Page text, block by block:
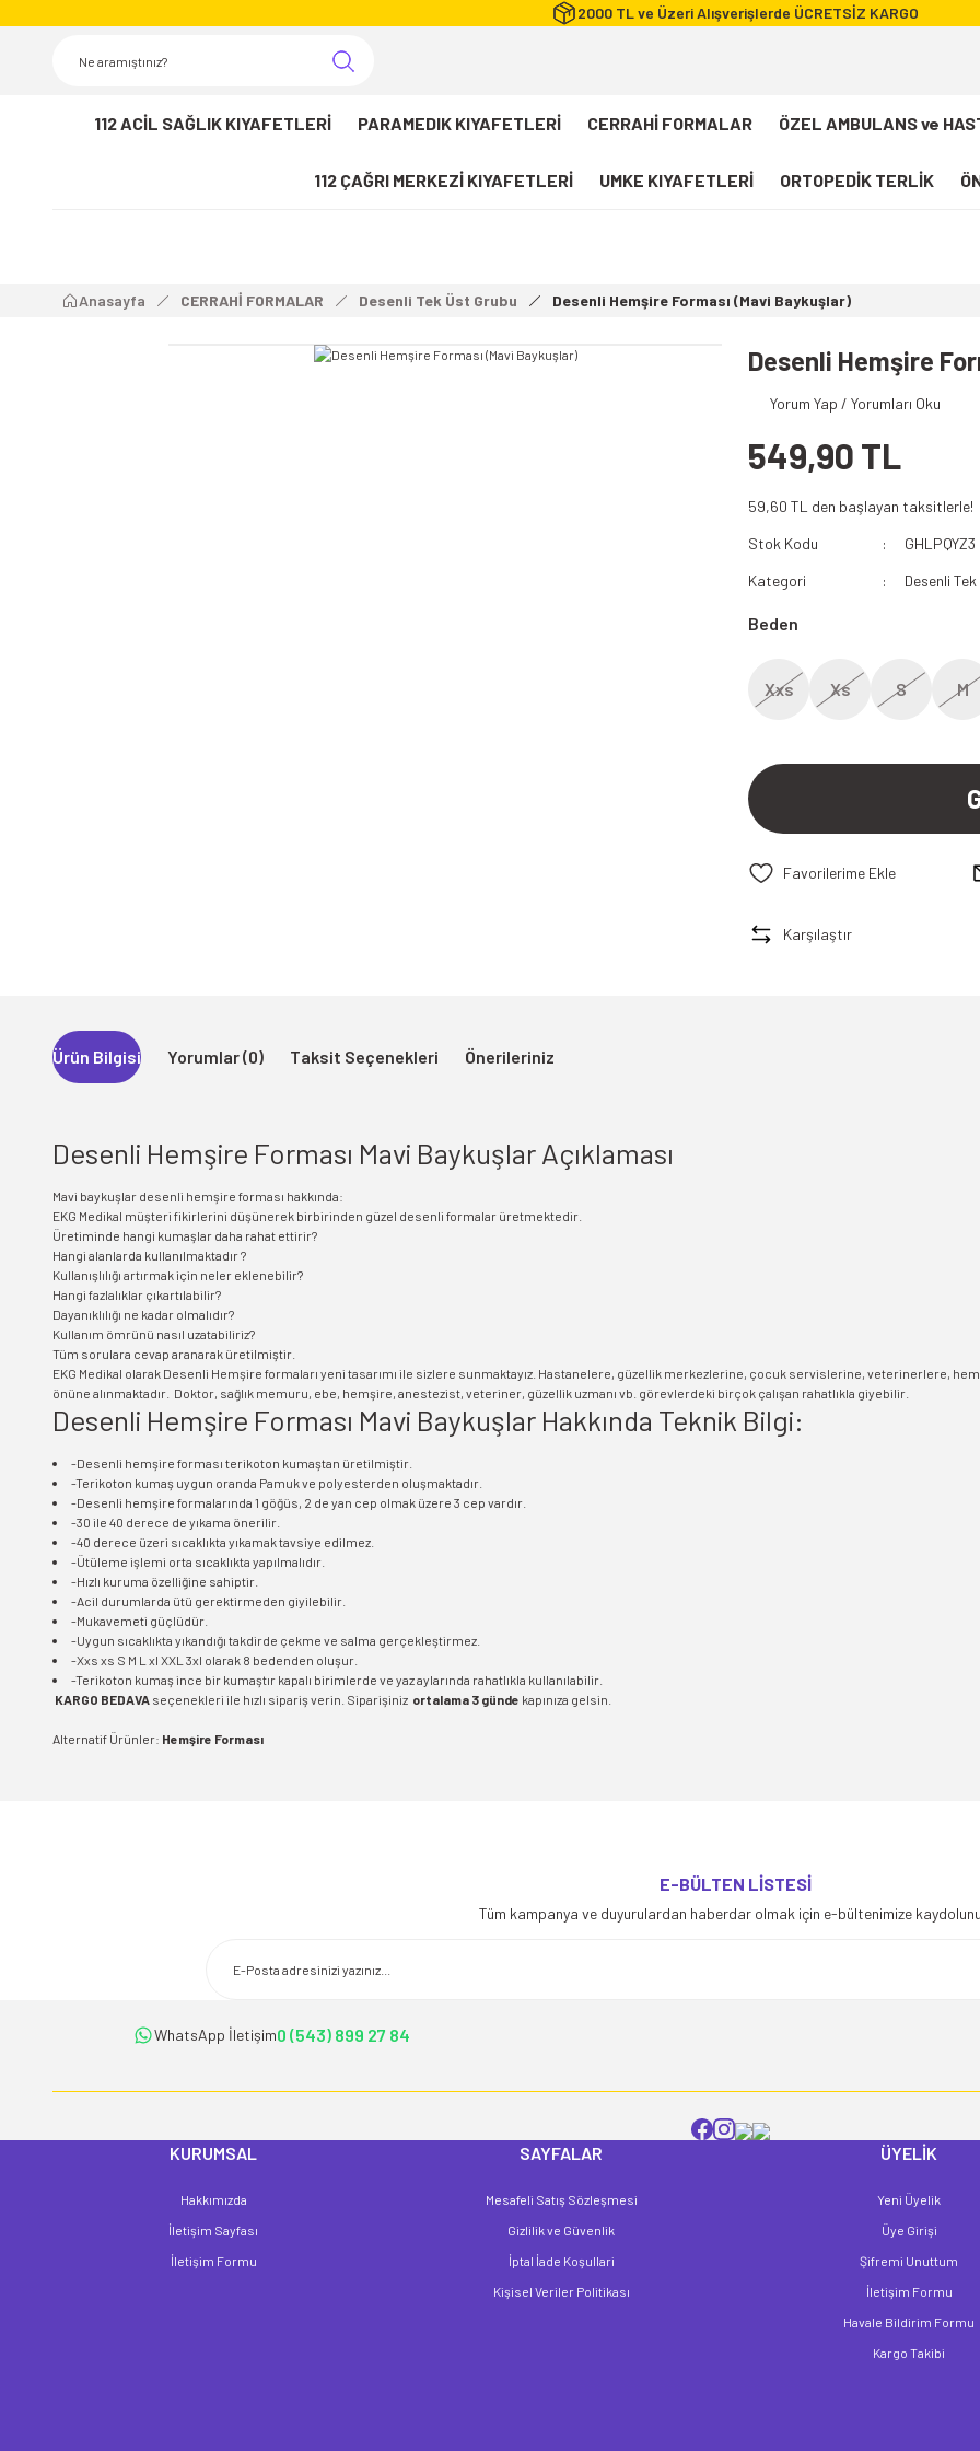
2000 TL ve Üzeri Alışverişlerde ÜCRETSİZ KARGO
112 ACİL SAĞLIK KIYAFETLERİ PARAMEDIK KIYAFETLERİ CERRAHİ FORMALAR ÖZEL AMBULANS ve
112 ÇAĞRI MERKEZİ KIYAFETLERİ UMKE KIYAFETLERİ ORTOPEDİK TERLİK
Paramedik T-shirt
112 Paramedik Yelek
112 Acil Sağlık Polar
Paramedik Swit
Anasayfa CERRAHİ FORMALAR Desenli Tek Üst Grubu Desenli Hemşire Forması (Mavi Baykuşlar)
Desenli Hemşire
Yorum Yap / Yorumları Oku
549,90 TL
59,60 TL den başlayan taksitlerle!
Stok Kodu
GHLPQYZ3
Kategori
Desenli
Beden
Xxs Xs S M
Karşılaştır
Ürün Bilgisi Yorumlar (0) Taksit Seçenekleri Önerileriniz
Desenli Hemşire Forması Mavi Baykuşlar Açıklaması
Mavi baykuşlar desenli hemşire forması hakkında:
EKG Medikal müşteri fikirlerini düşünerek birbirinden güzel desenli formalar üretmektedir.
Üretiminde hangi kumaşlar daha rahat ettirir?
Hangi alanlarda kullanılmaktadır ?
Kullanışlılığı artırmak için neler eklenebilir?
Hangi fazlalıklar çıkartılabilir?
Dayanıklılığı ne kadar olmalıdır?
Kullanım ömrünü nasıl uzatabiliriz?
Tüm sorulara cevap aranarak üretilmiştir.
EKG Medikal olarak Desenli Hemşire formaları yeni tasarımı ile sizlere sunmaktayız. Hastanelere, güzellik merkezlerine, çocuk servislerine, veterinerlere,
önüne alınmaktadır. Doktor, sağlık memuru, ebe, hemşire, anestezist, veteriner, güzellik uzmanı vb. görevlerdeki birçok çalışan rahatlıkla giyebilir.
Desenli Hemşire Forması Mavi Baykuşlar Hakkında Teknik Bilgi:
-Desenli hemşire forması terikoton kumaştan üretilmiştir.
-Terikoton kumaş uygun oranda Pamuk ve polyesterden oluşmaktadır.
-Desenli hemşire formalarında 1 göğüs, 2 de yan cep olmak üzere 3 cep vardır.
-30 ile 40 derece de yıkama önerilir.
-40 derece üzeri sıcaklıkta yıkamak tavsiye edilmez.
-Ütüleme işlemi orta sıcaklıkta yapılmalıdır.
-Hızlı kuruma özelliğine sahiptir.
-Acil durumlarda ütü gerektirmeden giyilebilir.
-Mukavemeti güçlüdür.
-Uygun sıcaklıkta yıkandığı takdirde çekme ve salma gerçekleştirmez.
-Xxs xs S M L xl XXL 3xl olarak 8 bedenden oluşur.
-Terikoton kumaş ince bir kumaştır kapalı birimlerde ve yaz aylarında rahatlıkla kullanılabilir.
KARGO BEDAVA seçenekleri ile hızlı sipariş verin. Siparişiniz ortalama 3 günde kapınıza gelsin.
Alternatif Ürünler: Hemşire Forması
Ürün açıklamasında eksik bilgiler bulunuyor.
Ürün fiyatı diğer sitelerden daha pahalı.
E-BÜLTEN LİSTESİ
Tüm kampanya ve duyurulardan haberdar olmak için e-bültenimize
WhatsApp İletişim0 (543) 899 27 84
KURUMSAL
Hakkımızda
İletişim Sayfası
İletişim Formu
SAYFALAR
Mesafeli Satış Sözleşmesi
Gizlilik ve Güvenlik
İptal İade Koşullari
Kişisel Veriler Politikası
ÜYELİK
Yeni Üyelik
Üye Girişi
Şifremi Unuttum
İletişim Formu
Havale Bildirim Formu
Kargo Takibi